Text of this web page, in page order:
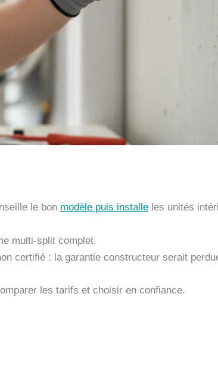
le bon modèle puis installe les unités
multi-split complet.
certifié : la garantie constructeur serait
les tarifs et choisir en confiance.